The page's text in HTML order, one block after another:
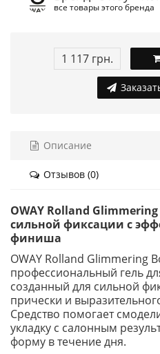
все товары этого бренда
1 117 грн.
Описание
Отзывов (0)
OWAY Rolland
сильной фиксации с
финиша
OWAY Rolland Glimmering
профессиональный гель
созданный для сильной
прически и
Средство помогает
укладку с салонным
форму в течение дня.